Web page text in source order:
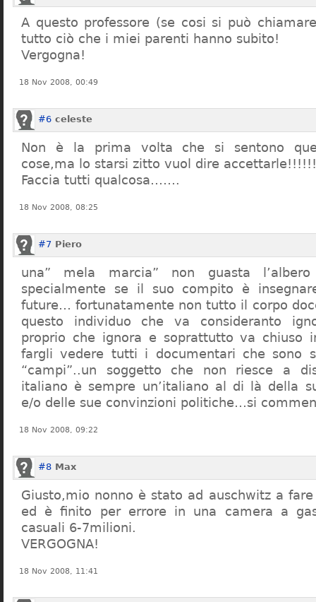
A questo professore (se cosi si può
tutto ciò che i miei parenti hanno subito!
Vergogna!
18 Nov 2008, 00:49
#6 celeste
Non è la prima volta che si sentono
cose,ma lo starsi zitto vuol dire accettarle!!!!!!
Faccia tutti qualcosa…….
18 Nov 2008, 08:25
#7 Piero
una” mela marcia” non guasta
specialmente se il suo compito è
future… fortunatamente non tutto il corpo
questo individuo che va consideranto
proprio che ignora e soprattutto va chiuso
fargli vedere tutti i documentari che sono
“campi”..un soggetto che non riesce a
italiano è sempre un’italiano al di là della
e/o delle sue convinzioni politiche…si
18 Nov 2008, 09:22
#8 Max
Giusto,mio nonno è stato ad auschwitz a
ed è finito per errore in una camera a
casuali 6-7milioni.
VERGOGNA!
18 Nov 2008, 11:41